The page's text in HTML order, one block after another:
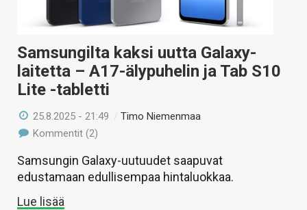
Samsungilta kaksi uutta Galaxy-
laitetta – A17-älypuhelin ja Tab S10
Lite -tabletti
25.8.2025 - 21:49 /Timo Niemenmaa
Kommentit (2)
Samsungin Galaxy-uutuudet saapuvat
edustamaan edullisempaa hintaluokkaa.
Lue lisää